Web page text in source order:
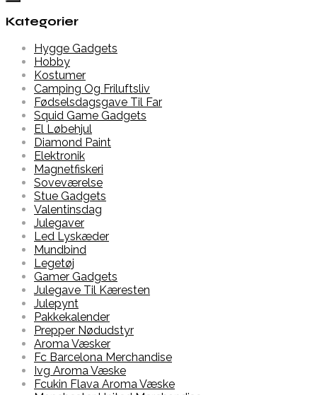
Kategorier
Hygge Gadgets
Hobby
Kostumer
Camping Og Friluftsliv
Fødselsdagsgave Til Far
Squid Game Gadgets
El Løbehjul
Diamond Paint
Elektronik
Magnetfiskeri
Soveværelse
Stue Gadgets
Valentinsdag
Julegaver
Led Lyskæder
Mundbind
Legetøj
Gamer Gadgets
Julegave Til Kæresten
Julepynt
Pakkekalender
Prepper Nødudstyr
Aroma Væsker
Fc Barcelona Merchandise
Ivg Aroma Væske
Fcukin Flava Aroma Væske